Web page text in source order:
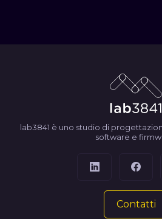
lab3841 è uno studio di
software e
Contatti